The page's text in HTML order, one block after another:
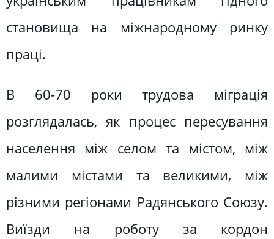
становища на міжнародному ринку
праці.
В 60-70 роки трудова міграція
розглядалась, як процес пересування
населення між селом та містом, між
малими містами та великими, між
різними регіонами Радянського Союзу.
Виїзди на роботу за кордон